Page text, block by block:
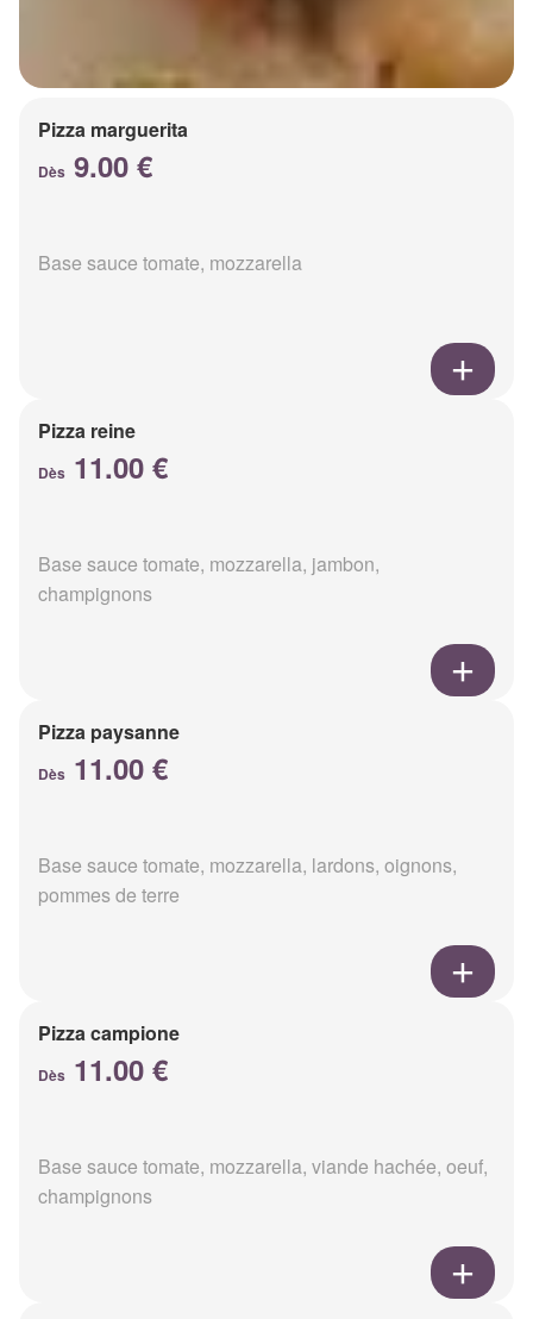
Pizza marguerita
Dès 9.00 €
Base sauce tomate, mozzarella
Pizza reine
Dès 11.00 €
Base sauce tomate, mozzarella, jambon,
champignons
Pizza paysanne
Dès 11.00 €
Base sauce tomate, mozzarella, lardons, oignons,
pommes de terre
Pizza campione
Dès 11.00 €
Base sauce tomate, mozzarella, viande hachée, oeuf,
champignons